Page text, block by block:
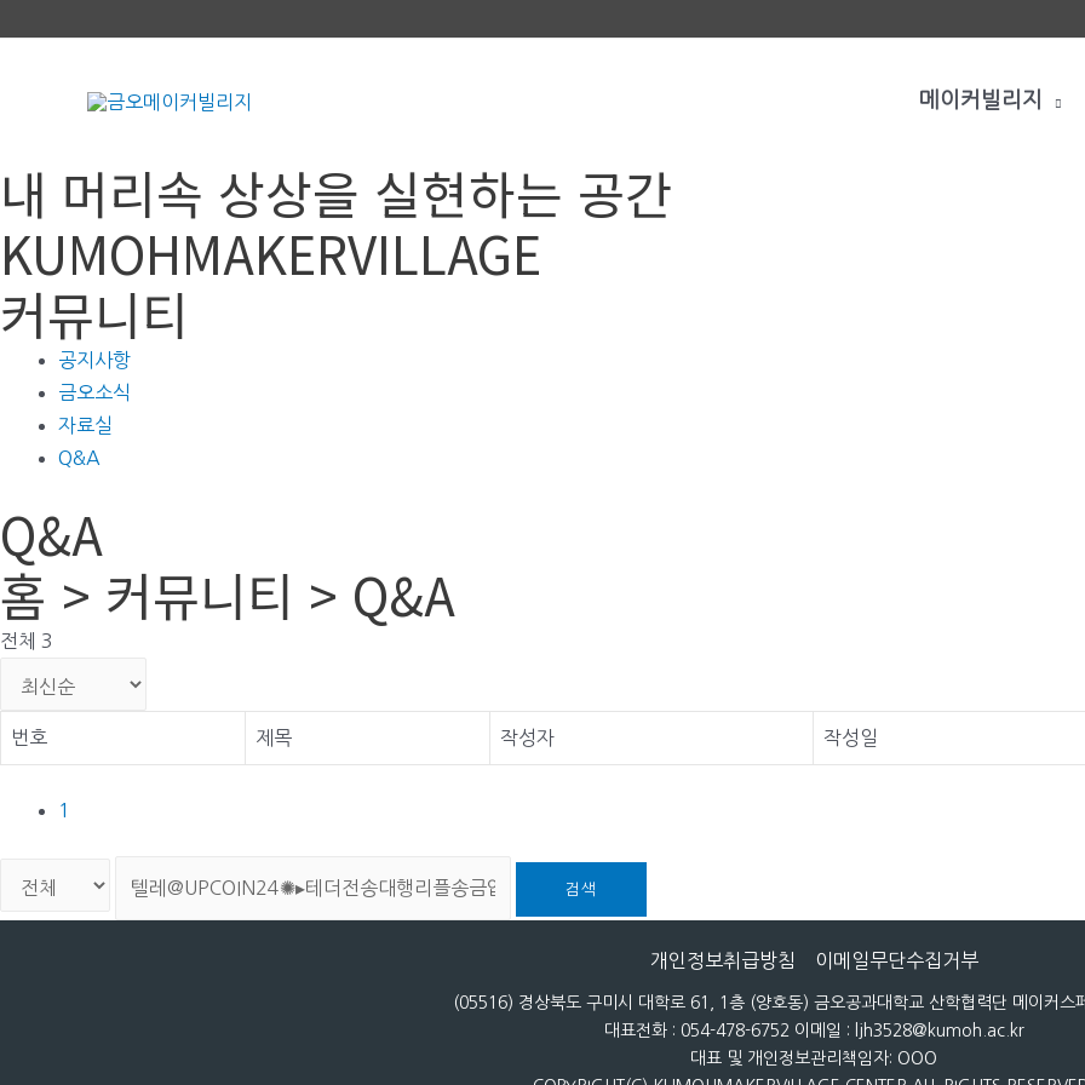
너
뛰
기
메이커빌리지
내 머리속 상상을 실현하는 공간
KUMOHMAKERVILLAGE
커뮤니티
공지사항
금오소식
자료실
Q&A
Q&A
홈 > 커뮤니티 > Q&A
전체 3
번호 제목 작성자 작성일
1
검색
개인정보취급방침 이메일무단수집거부
(05516) 경상북도 구미시 대학로 61, 1층 (양호동) 금오공과대학교 산학협력단 메이커스
대표전화 : 054-478-6752 이메일 : ljh3528@kumoh.ac.kr
대표 및 개인정보관리책임자: OOO